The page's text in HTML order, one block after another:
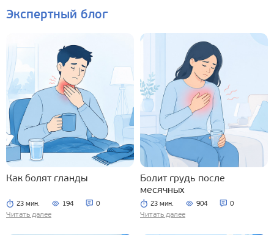
Экспертный блог
Как болят гланды
23 мин. 194 0
Читать далее
Болит грудь после
месячных
23 мин. 904 0
Читать далее